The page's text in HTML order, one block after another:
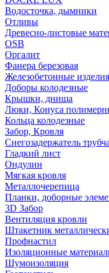
Водосточка, дымники
Отливы
Древесно-листовые
OSB
Оргалит
Фанера березовая
Железобетонные изделия
Доборы колодезные
Крышки, днища
Люки, Конуса
Кольца колодезные
Забор, Кровля
Снегозадержатель
Гладкий лист
Ондулин
Мягкая кровля
Металлочерепица
Планки, доборные
3D Забор
Вентиляция кровли
Штакетник
Профнастил
Изоляционные
Шумоизоляция